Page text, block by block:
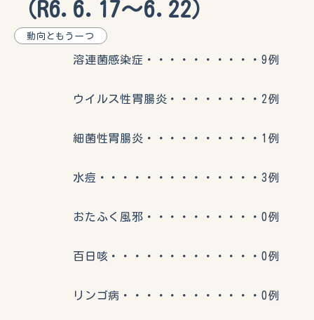
（R6.6.17〜6.22）
動向ともう一つ
溶連菌感染症・・・・・・・・・・9例
ウイルス性胃腸炎・・・・・・・・2例
細菌性胃腸炎・・・・・・・・・・1例
水痘・・・・・・・・・・・・・・3例
おたふく風邪・・・・・・・・・・0例
百日咳・・・・・・・・・・・・・0例
リンゴ病・・・・・・・・・・・・0例